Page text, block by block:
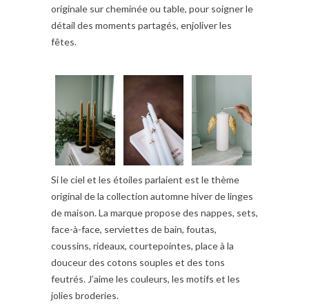
originale sur cheminée ou table, pour soigner le
détail des moments partagés, enjoliver les
fêtes.
Si le ciel et les étoiles parlaient est le thème
original de la collection automne hiver de linges
de maison. La marque propose des nappes, sets,
face-à-face, serviettes de bain, foutas,
coussins, rideaux, courtepointes, place à la
douceur des cotons souples et des tons
feutrés. J’aime les couleurs, les motifs et les
jolies broderies.